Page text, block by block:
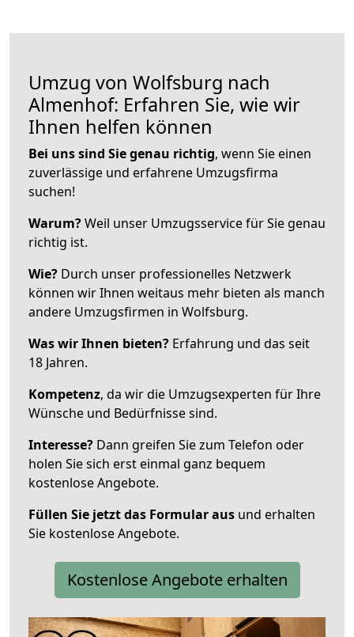
Umzug von Wolfsburg nach
Almenhof: Erfahren Sie, wie wir
Ihnen helfen können
Bei uns sind Sie genau richtig, wenn Sie einen
zuverlässige und erfahrene Umzugsfirma
suchen!
Warum?Weil unser Umzugsservice für Sie genau
richtig ist.
Wie? Durch unser professionelles Netzwerk
können wir Ihnen weitaus mehr bieten als manch
andere Umzugsfirmen in Wolfsburg.
Was wir Ihnen bieten? Erfahrung und das seit
18 Jahren.
Kompetenz, da wir die Umzugsexperten für Ihre
Wünsche und Bedürfnisse sind.
Interesse? Dann greifen Sie zum Telefon oder
holen Sie sich erst einmal ganz bequem
kostenlose Angebote.
Füllen Sie jetzt das Formular aus und erhalten
Sie kostenlose Angebote.
Kostenlose Angebote erhalten